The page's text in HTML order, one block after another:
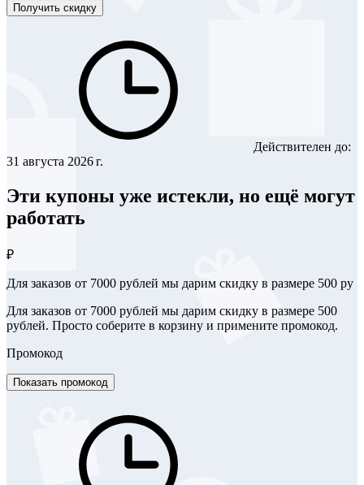
Получить скидку
Действителен до:
31 августа 2026 г.
Эти купоны уже истекли, но ещё могут
работать
₽
Для заказов от 7000 рублей мы дарим скидку в размере 500 ру
Для заказов от 7000 рублей мы дарим скидку в размере 500
рублей. Просто соберите в корзину и примените промокод.
Промокод
Показать промокод